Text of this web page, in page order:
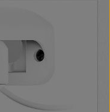
Méret: 110,4 x 128,8 x 132,7 mm Súly: 370g IP66 védelem